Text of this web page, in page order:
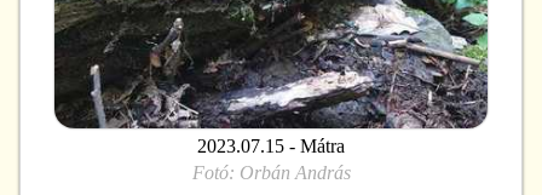
2023.07.15 - Mátra
Fotó: Orbán András